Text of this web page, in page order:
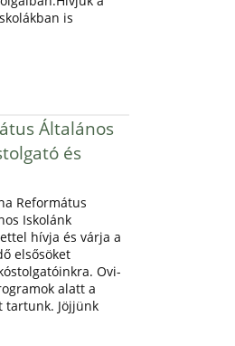
is
Általános
és
Református
Iskolánk
hívja és várja a
elsősöket
Ovi-
alatt a
tartunk. Jöjjünk